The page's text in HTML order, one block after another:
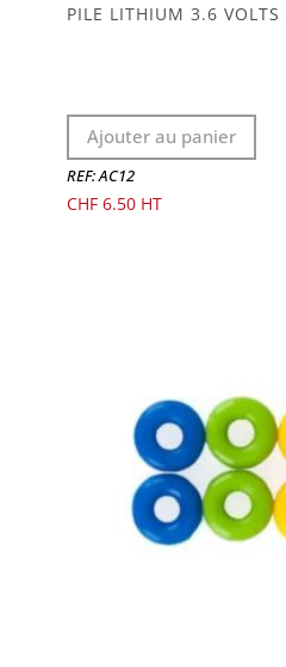
PILE LITHIUM 3.6
Ajouter au panier
REF: AC12
CHF6.50